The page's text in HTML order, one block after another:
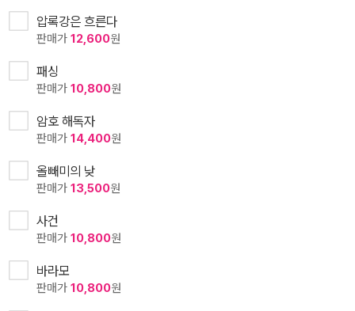
압록강은 흐른다
판매가 12,600원
패싱
판매가 10,800원
암호 해독자
판매가 14,400원
올빼미의 낮
판매가 13,500원
사건
판매가 10,800원
바라모
판매가 10,800원